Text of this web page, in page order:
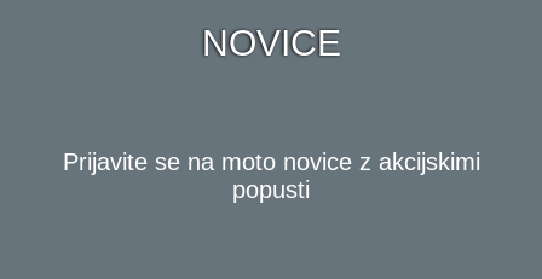
NOVICE
Prijavite se na moto novice z akcijskimi
popusti